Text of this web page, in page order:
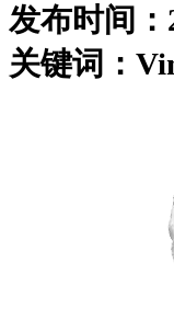
发布时间：
关键词：